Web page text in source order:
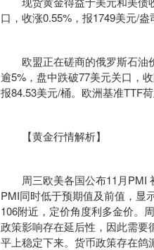
口，收涨0.55%，报1749美元/
欧盟正在磋商的俄罗斯石油
逾5%，盘中跌破77美元关口，
报84.53美元/桶。欧洲基准TTF
【黄金行情解析】
周三欧美各国公布11月PMI
PMI同时低于预期值及前值，显
106附近，定价角度利多金价。
政策影响存在延后性，因此需
平上稳定下来。货币政策存在鸽